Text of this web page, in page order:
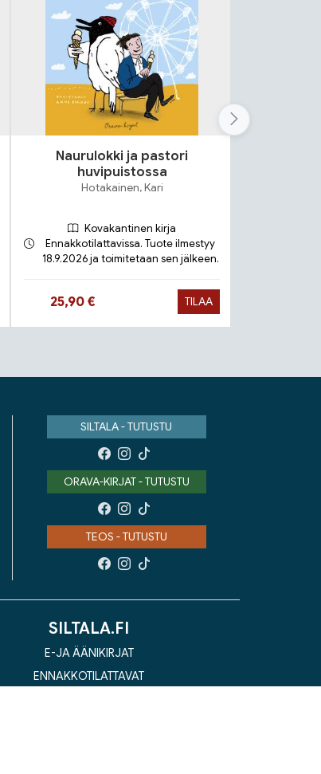
Naurulokki ja pastori
huvipuistossa
Hotakainen, Kari
Kovakantinen kirja
Ennakkotilattavissa. Tuote ilmestyy
18.9.2026 ja toimitetaan sen jälkeen.
Hinta nyt
25,90 € TILAA
SILTALA - TUTUSTU
ORAVA-KIRJAT - TUTUSTU
TEOS - TUTUSTU
SILTALA.FI
E-JA ÄÄNIKIRJAT
ENNAKKOTILATTAVAT